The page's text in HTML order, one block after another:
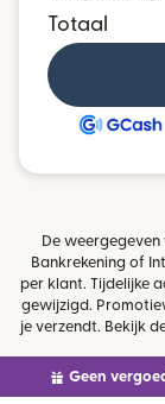
Totaal
De
Bankrekening of
per klant. Tijdelijke
gewijzigd.
je verzendt. Bekijk
Geen